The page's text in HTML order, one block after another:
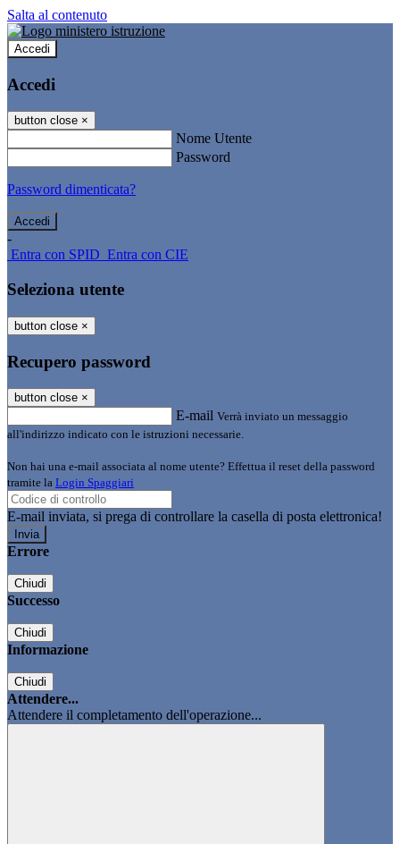
Salta al contenuto
Accedi
Accedi
button close ×
Nome Utente
Password
Password dimenticata?
-
Entra con SPID Entra con CIE
Seleziona utente
button close ×
Recupero password
button close ×
E-mail Verrà inviato un messaggio
all'indirizzo indicato con le istruzioni necessarie.
Non hai una e-mail associata al nome utente? Effettua il reset della password
tramite la Login Spaggiari
E-mail inviata, si prega di controllare la casella di posta elettronica!
Errore
Chiudi
Successo
Chiudi
Informazione
Chiudi
Attendere...
Attendere il completamento dell'operazione...